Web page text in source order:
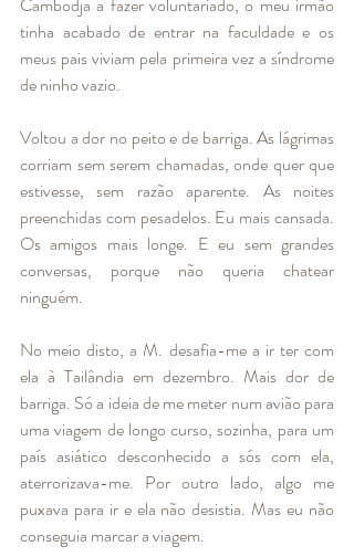
Cambodja a fazer voluntariado, o meu irmão
tinha acabado de entrar na faculdade e os
meus pais viviam pela primeira vez a síndrome
de ninho vazio.
Voltou a dor no peito e de barriga. As lágrimas
corriam sem serem chamadas, onde quer que
estivesse, sem razão aparente. As noites
preenchidas com pesadelos. Eu mais cansada.
Os amigos mais longe. E eu sem grandes
conversas, porque não queria chatear
ninguém.
No meio disto, a M. desafia-me a ir ter com
ela à Tailândia em dezembro. Mais dor de
barriga. Só a ideia de me meter num avião para
uma viagem de longo curso, sozinha, para um
país asiático desconhecido a sós com ela,
aterrorizava-me. Por outro lado, algo me
puxava para ir e ela não desistia. Mas eu não
conseguia marcar a viagem.